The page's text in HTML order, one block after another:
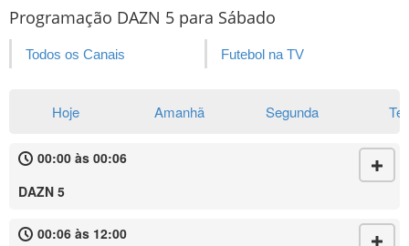
Programação DAZN 5 para Sábado
Todos os Canais Futebol na TV
Hoje Amanhã Segunda
00:00 às 00:06
DAZN 5
00:06 às 12:00